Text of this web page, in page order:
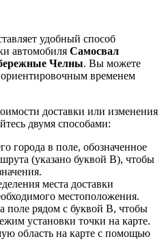
удобный способ
автомобиля Самосвал
Челны. Вы можете
ориентировочным временем
доставки или изменения
двумя способами:
города в поле, обозначенное
(указано буквой B), чтобы
места доставки
местоположения.
поле рядом с буквой B, чтобы
установки точки на карте.
область на карте с помощью